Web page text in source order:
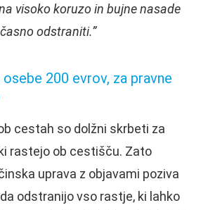
visoko koruzo in bujne nasade
odstraniti.”
200 evrov, za pravne
cestah so dolžni skrbeti za
rastejo ob cestišču. Zato
uprava z objavami poziva
odstranijo vso rastje, ki lahko